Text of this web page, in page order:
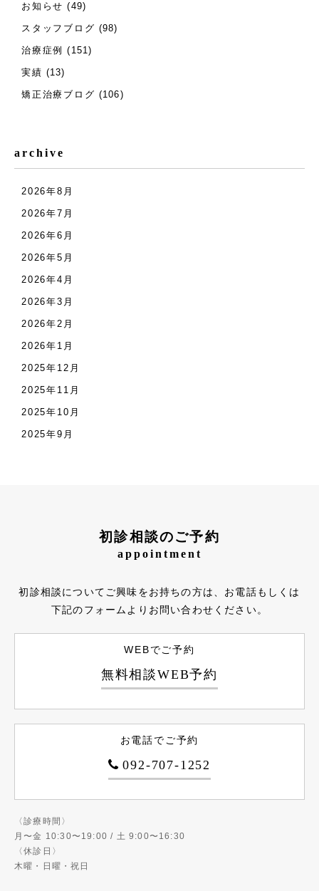
お知らせ (49)
スタッフブログ (98)
治療症例 (151)
実績 (13)
矯正治療ブログ (106)
archive
2026年8月
2026年7月
2026年6月
2026年5月
2026年4月
2026年3月
2026年2月
2026年1月
2025年12月
2025年11月
2025年10月
2025年9月
初診相談のご予約
appointment
初診相談についてご興味をお持ちの方は、お電話もしくは
下記のフォームよりお問い合わせください。
WEBでご予約
無料相談WEB予約
お電話でご予約
092-707-1252
〈診療時間〉
月〜金 10:30〜19:00 / 土 9:00〜16:30
〈休診日〉
木曜・日曜・祝日